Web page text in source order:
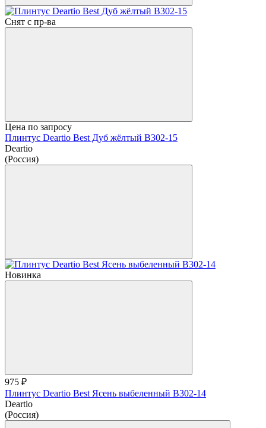
Снят с пр-ва
Цена по запросу
Плинтус Deartio Best Дуб жёлтый B302-15
Deartio
(Россия)
Новинка
975 ₽
Плинтус Deartio Best Ясень выбеленный B302-14
Deartio
(Россия)